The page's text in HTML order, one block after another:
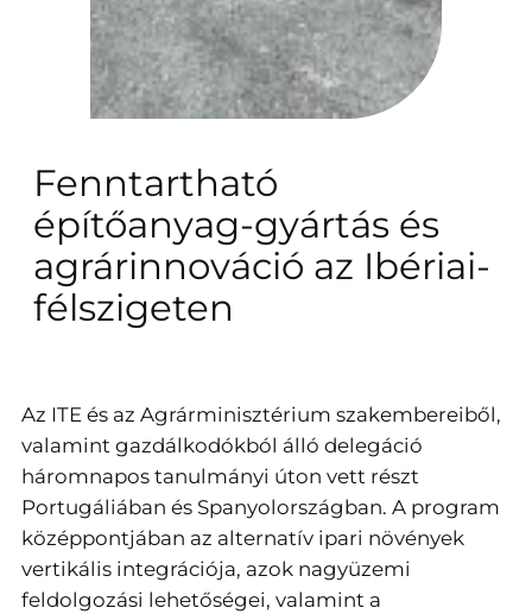
Fenntartható
építőanyag-gyártás és
agrárinnováció az Ibériai-
félszigeten
Az ITE és az Agrárminisztérium szakembereiből,
valamint gazdálkodókból álló delegáció
háromnapos tanulmányi úton vett részt
Portugáliában és Spanyolországban. A program
középpontjában az alternatív ipari növények
vertikális integrációja, azok nagyüzemi
feldolgozási lehetőségei, valamint a